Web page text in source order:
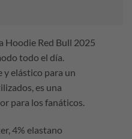
Hoodie Red Bull 2025
todo el día.
y elástico para un
es una
para los fanáticos.
4% elastano